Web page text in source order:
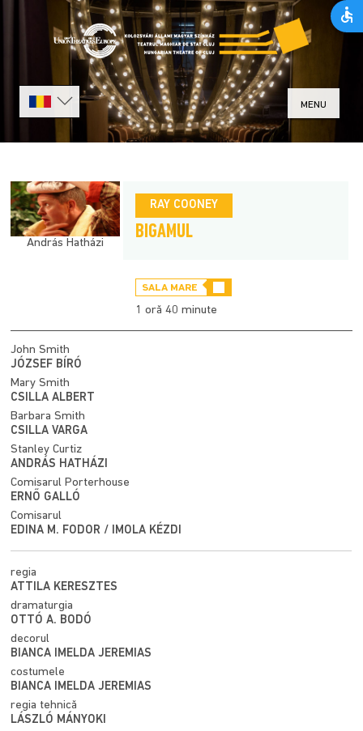
MENU
András Hatházi
RAY COONEY
BIGAMUL
SALA MARE
1 oră 40 minute
John Smith
JÓZSEF BÍRÓ
Mary Smith
CSILLA ALBERT
Barbara Smith
CSILLA VARGA
Stanley Curtiz
ANDRÁS HATHÁZI
Comisarul Porterhouse
ERNŐ GALLÓ
Comisarul
EDINA M. FODOR / IMOLA KÉZDI
regia
ATTILA KERESZTES
dramaturgia
OTTÓ A. BODÓ
decorul
BIANCA IMELDA JEREMIAS
costumele
BIANCA IMELDA JEREMIAS
regia tehnică
LÁSZLÓ MÁNYOKI